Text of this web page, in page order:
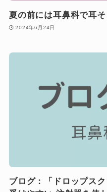
夏の前には耳鼻科で耳
2024年6月24日
ブログ：「ドロップス